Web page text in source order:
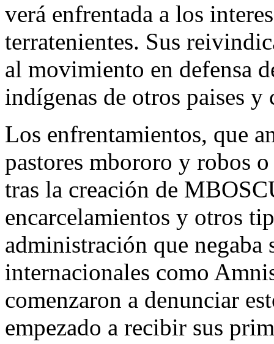
verá enfrentada a los
terratenientes. Sus
al movimiento en defensa
indígenas de otros paises y
Los enfrentamientos, que
pastores mbororo y robos o
tras la creación de
encarcelamientos y otros
administración que negaba
internacionales como
comenzaron a denunciar
empezado a recibir sus